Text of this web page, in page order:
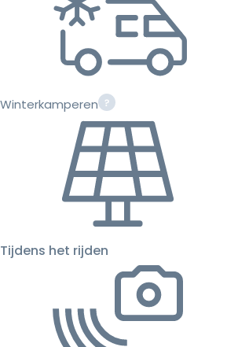
Winterkamperen
Tijdens het rijden